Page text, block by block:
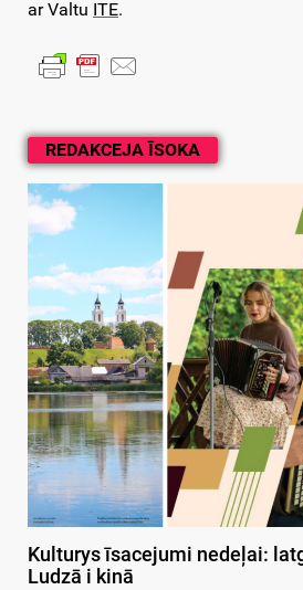
REDAKCEJA ĪSOKA
Kulturys īsacejumi nedeļai:
Ludzā i kinā
ar Valtu ITE.